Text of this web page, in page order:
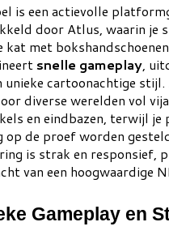
is een actievolle
door Atlus, waarin je
kat met
snelle gameplay ,
unieke cartoonachtige stijl.
diverse werelden vol
en eindbazen, terwijl je
op de proef worden
is strak en responsief,
van een hoogwaardige
Gameplay en